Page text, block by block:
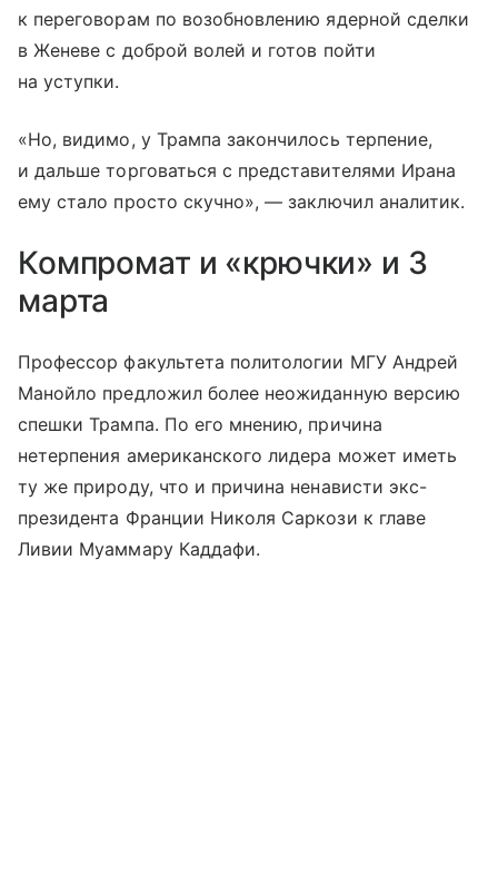
к переговорам по возобновлению ядерной сделки
в Женеве с доброй волей и готов пойти
на уступки.
«Но, видимо, у Трампа закончилось терпение,
и дальше торговаться с представителями Ирана
ему стало просто скучно», — заключил аналитик.
Компромат и «крючки» и 3
марта
Профессор факультета политологии МГУ Андрей
Манойло предложил более неожиданную версию
спешки Трампа. По его мнению, причина
нетерпения американского лидера может иметь
ту же природу, что и причина ненависти экс-
президента Франции Николя Саркози к главе
Ливии Муаммару Каддафи.